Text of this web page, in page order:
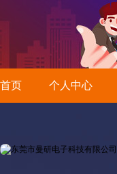
首页 个人中心